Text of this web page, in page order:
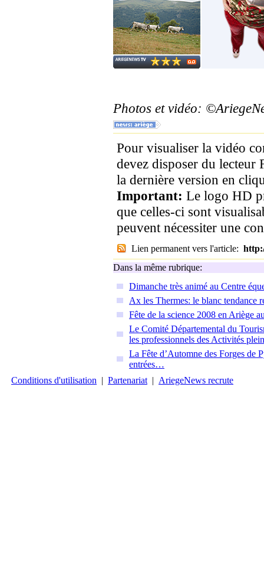
Photos et vidéo:
Pour visualiser la vidéo
devez disposer du lecteur
la dernière version en
Important: Le logo HD
que celles-ci sont
peuvent nécessiter une
Lien permanent vers l'article:
Dans la même rubrique:
Dimanche très animé au Centre
Ax les Thermes: le blanc tendance
Fête de la science 2008 en Ariège
Le Comité Départemental du
les professionnels des Activités
La Fête d’Automne des Forges de
entrées…
Conditions d'utilisation | Partenariat | AriegeNews recrute